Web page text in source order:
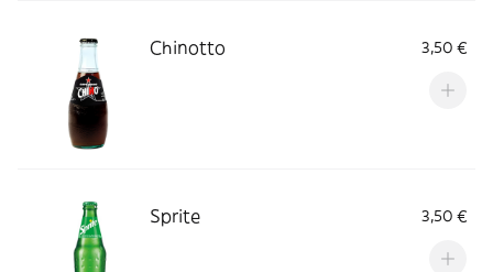
Chinotto 3,50 €
Sprite 3,50 €